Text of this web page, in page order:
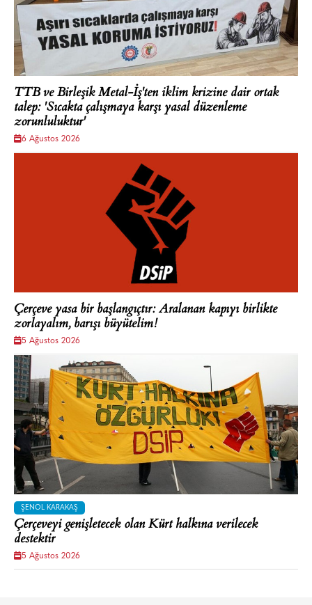
TTB ve Birleşik Metal-İş'ten iklim krizine dair ortak
talep: 'Sıcakta çalışmaya karşı yasal düzenleme
zorunluluktur'
6 Ağustos 2026
Çerçeve yasa bir başlangıçtır: Aralanan kapıyı birlikte
zorlayalım, barışı büyütelim!
5 Ağustos 2026
ŞENOL KARAKAŞ
Çerçeveyi genişletecek olan Kürt halkına verilecek
destektir
5 Ağustos 2026